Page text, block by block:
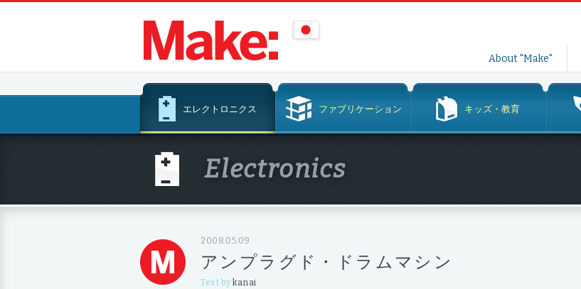
テ
ツ
へ
About "Make"
テ
ス
エレクトロニクス ファブリケーション キッズ・教育
Electronics
2008.05.09
アンプラグド・ドラムマシン
Text by kanai